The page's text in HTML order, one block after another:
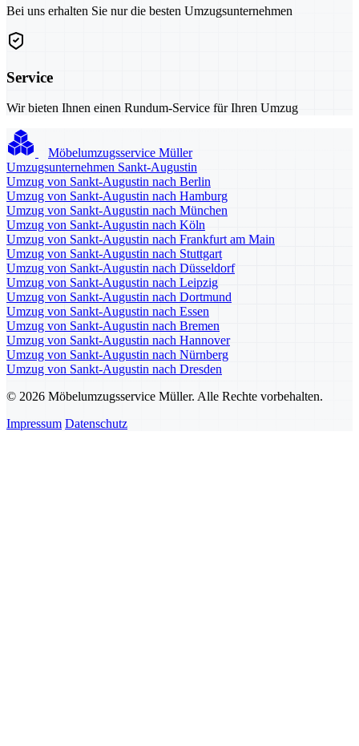
Bei uns erhalten Sie nur die besten Umzugsunternehmen
Service
Wir bieten Ihnen einen Rundum-Service für Ihren Umzug
Möbelumzugsservice Müller
Umzugsunternehmen Sankt-Augustin
Umzug von Sankt-Augustin nach Berlin
Umzug von Sankt-Augustin nach Hamburg
Umzug von Sankt-Augustin nach München
Umzug von Sankt-Augustin nach Köln
Umzug von Sankt-Augustin nach Frankfurt am Main
Umzug von Sankt-Augustin nach Stuttgart
Umzug von Sankt-Augustin nach Düsseldorf
Umzug von Sankt-Augustin nach Leipzig
Umzug von Sankt-Augustin nach Dortmund
Umzug von Sankt-Augustin nach Essen
Umzug von Sankt-Augustin nach Bremen
Umzug von Sankt-Augustin nach Hannover
Umzug von Sankt-Augustin nach Nürnberg
Umzug von Sankt-Augustin nach Dresden
© 2026 Möbelumzugsservice Müller. Alle Rechte vorbehalten.
Impressum Datenschutz